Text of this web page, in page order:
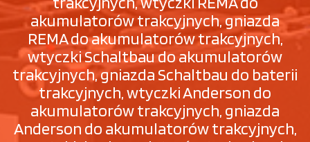
akumulatorów trakcyjnych, gniazda
REMA do akumulatorów trakcyjnych,
wtyczki Schaltbau do akumulatorów
trakcyjnych, gniazda Schaltbau do baterii
trakcyjnych, wtyczki Anderson do
akumulatorów trakcyjnych, gniazda
Anderson do akumulatorów trakcyjnych,